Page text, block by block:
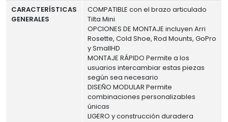
CARACTERÍSTICAS
GENERALES
COMPATIBLE con el brazo articulado
Tilta Mini
OPCIONES DE MONTAJE incluyen Arri
Rosette, Cold Shoe, Rod Mounts, GoPro
y SmallHD
MONTAJE RÁPIDO Permite a los
usuarios intercambiar estas piezas
según sea necesario
DISEÑO MODULAR Permite
combinaciones personalizables
únicas
LIGERO y construcción duradera